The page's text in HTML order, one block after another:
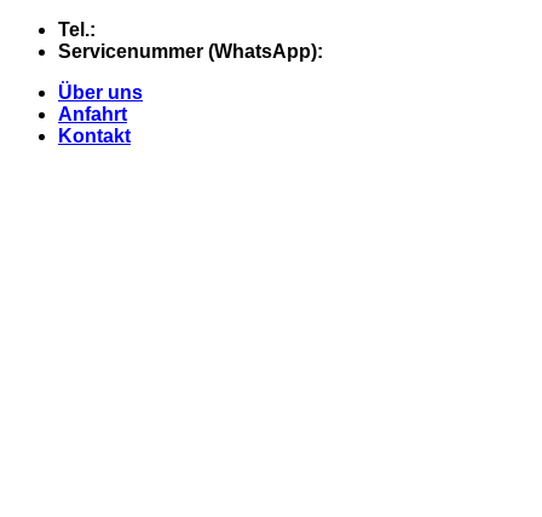
Skip
Tel.:
Servicenummer (WhatsApp):
Über uns
Anfahrt
Kontakt